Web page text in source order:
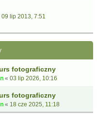
09 lip 2013, 7:51
fotograficzny
« 03 lip 2026, 10:16
fotograficzny
« 18 cze 2025, 11:18